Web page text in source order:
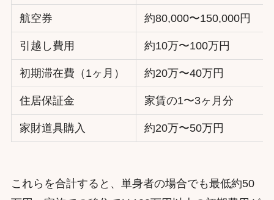
航空券 約80,000〜150,000円
引越し費用 約10万〜100万円
初期滞在費（1ヶ月） 約20万〜40万円
住居保証金 家賃の1〜3ヶ月分
家財道具購入 約20万〜50万円
これらを合計すると、単身者の場合でも最低約50